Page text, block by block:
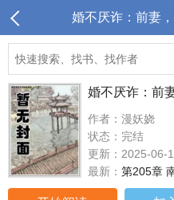
婚不厌诈：前妻
婚不厌诈：前
作者：漫妖娆
状态：完结
更新：2025-06-
最新： 第205章